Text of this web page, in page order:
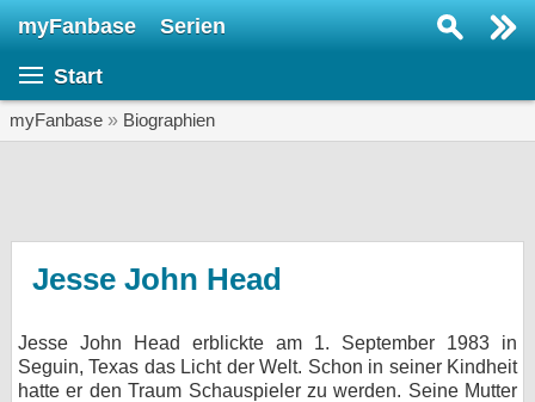
myFanbase Serien
Start
myFanbase » Biographien
Jesse John Head
Jesse John Head erblickte am 1. September 1983 in
Seguin, Texas das Licht der Welt. Schon in seiner Kindheit
hatte er den Traum Schauspieler zu werden. Seine Mutter
KULTUR
Specials